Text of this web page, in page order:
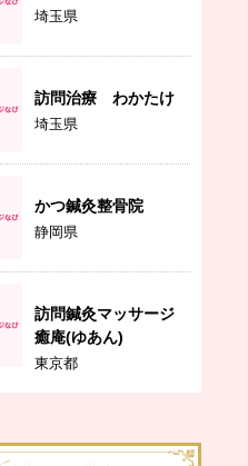
埼玉県
訪問治療 わかたけ
埼玉県
かつ鍼灸整骨院
静岡県
訪問鍼灸マッサージ
癒庵(ゆあん)
東京都